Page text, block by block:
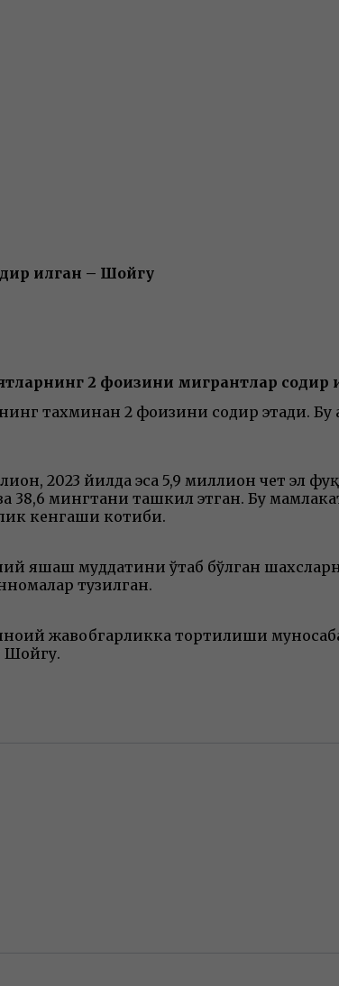
қилган – Шойгу
2 фоизини мигрантлар содир
тахминан 2 фоизини содир этади. Бу
2023 йилда эса 5,9 миллион чет эл
38,6 мингтани ташкил этган. Бу
кенгаши котиби.
яшаш муддатини ўтаб бўлган
тузилган.
жавобгарликка тортилиши
Шойгу.